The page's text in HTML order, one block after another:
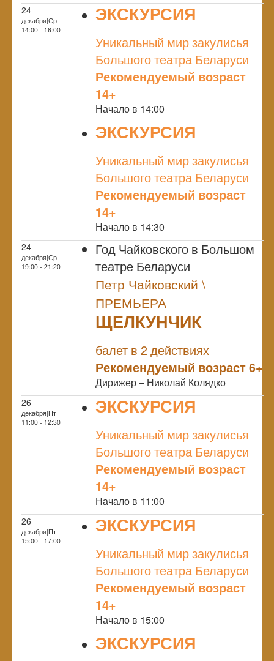
24
декабря|Ср
14:00 - 16:00
ЭКСКУРСИЯ
Уникальный мир закулисья
Большого театра Беларуси
Рекомендуемый возраст
14+
Начало в 14:00
ЭКСКУРСИЯ
Уникальный мир закулисья
Большого театра Беларуси
Рекомендуемый возраст
14+
Начало в 14:30
24
декабря|Ср
19:00 - 21:20
Год Чайковского в Большом
театре Беларуси
Петр Чайковский \
ПРЕМЬЕРА
ЩЕЛКУНЧИК
балет в 2 действиях
Рекомендуемый возраст 6+
Дирижер – Николай Колядко
26
декабря|Пт
11:00 - 12:30
ЭКСКУРСИЯ
Уникальный мир закулисья
Большого театра Беларуси
Рекомендуемый возраст
14+
Начало в 11:00
26
декабря|Пт
15:00 - 17:00
ЭКСКУРСИЯ
Уникальный мир закулисья
Большого театра Беларуси
Рекомендуемый возраст
14+
Начало в 15:00
ЭКСКУРСИЯ